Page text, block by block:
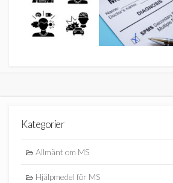
Kategorier
Allmänt om MS
Hjälpmedel för MS